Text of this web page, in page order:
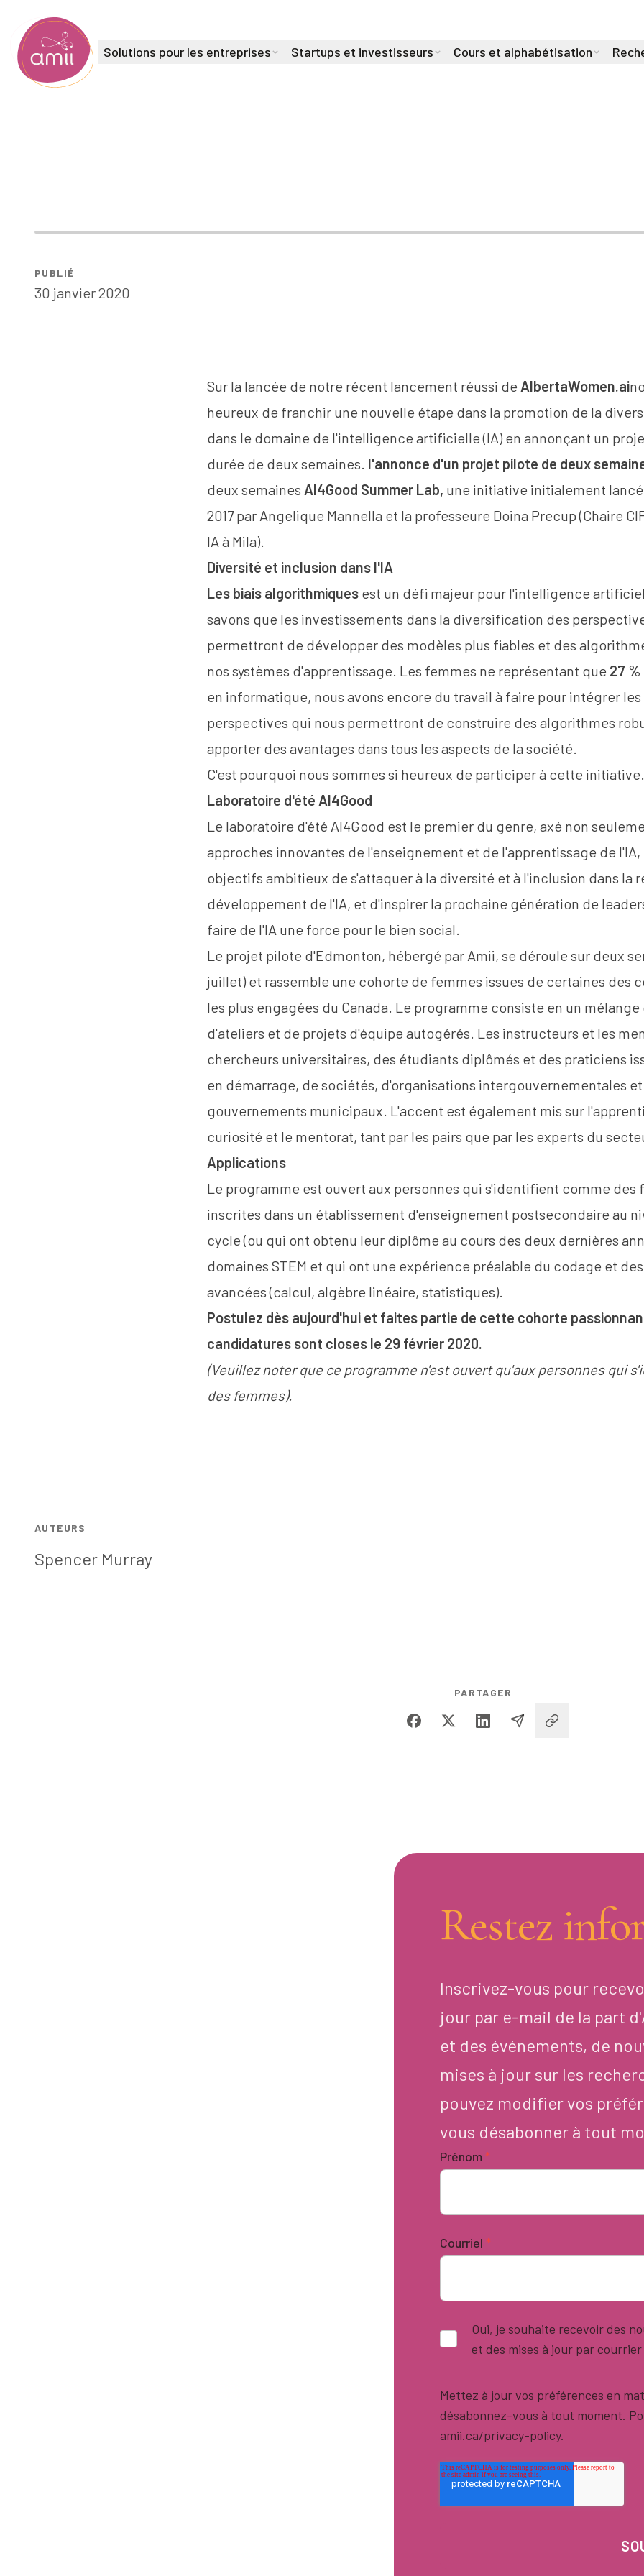
Institut de l'intelligence artificielle de l'Alberta
Solutions pour les entreprises Startups et investisseurs Cours et alphabétisation
PUBLIÉ
30 janvier 2020
Sur la lancée de notre récent lancement réussi de AlbertaWomen.ai
heureux de franchir une nouvelle étape dans la promotion de la
dans le domaine de l'intelligence artificielle (IA) en annonçant un
durée de deux semaines. l'annonce d'un projet pilote de deux
deux semaines AI4Good Summer Lab, une initiative initialement
2017 par Angelique Mannella et la professeure Doina Precup (Chaire
IA à Mila).
Diversité et inclusion dans l'IA
Les biais algorithmiques est un défi majeur pour l'intelligence
savons que les investissements dans la diversification des
permettront de développer des modèles plus fiables et des
nos systèmes d'apprentissage. Les femmes ne représentant que 27
en informatique, nous avons encore du travail à faire pour intégrer
perspectives qui nous permettront de construire des algorithmes
apporter des avantages dans tous les aspects de la société.
C'est pourquoi nous sommes si heureux de participer à cette initiative.
Laboratoire d'été AI4Good
Le laboratoire d'été AI4Good est le premier du genre, axé non
approches innovantes de l'enseignement et de l'apprentissage de l'IA,
objectifs ambitieux de s'attaquer à la diversité et à l'inclusion dans la
développement de l'IA, et d'inspirer la prochaine génération de
faire de l'IA une force pour le bien social.
Le projet pilote d'Edmonton, hébergé par Amii, se déroule sur deux
juillet) et rassemble une cohorte de femmes issues de certaines des
les plus engagées du Canada. Le programme consiste en un
d'ateliers et de projets d'équipe autogérés. Les instructeurs et les
chercheurs universitaires, des étudiants diplômés et des praticiens
en démarrage, de sociétés, d'organisations intergouvernementales
gouvernements municipaux. L'accent est également mis sur
curiosité et le mentorat, tant par les pairs que par les experts du
Applications
Le programme est ouvert aux personnes qui s'identifient comme des
inscrites dans un établissement d'enseignement postsecondaire au
cycle (ou qui ont obtenu leur diplôme au cours des deux dernières
domaines STEM et qui ont une expérience préalable du codage et
avancées (calcul, algèbre linéaire, statistiques).
Postulez dès aujourd'hui et faites partie de cette cohorte
candidatures sont closes le 29 février 2020.
(Veuillez noter que ce programme n'est ouvert qu'aux personnes qui
des femmes).
AUTEURS
Spencer Murray
PARTAGER
Restez
Inscrivez-vous pour
jour par e-mail de la part
et des événements, de
mises à jour sur les
pouvez modifier vos
vous désabonner à tout
Prénom*
Courriel *
Oui, je souhaite recevoir des
et des mises à jour par
Mettez à jour vos préférences en
désabonnez-vous à tout moment.
amii.ca/privacy-policy.